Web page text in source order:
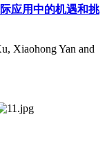
应用中的机遇和挑
Xiaohong Yan and